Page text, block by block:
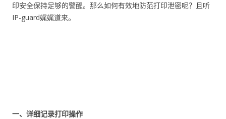
印安全保持足够的警醒。那么如何有效地防范打印泄密呢？且听
IP-guard娓娓道来。
一、详细记录打印操作